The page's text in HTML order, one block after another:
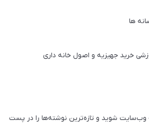
ها
خرید جهیزیه و اصول خانه داری
وب‌سایت شوید و تازه‌ترین نوشته‌ها را در پست